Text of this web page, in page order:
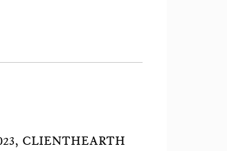
CLIENTHEARTH